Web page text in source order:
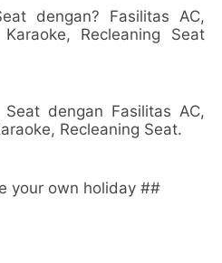
dengan? Fasilitas AC,
Recleaning Seat
dengan Fasilitas AC,
Recleaning Seat.
your own holiday ##